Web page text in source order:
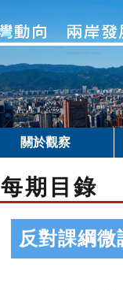
關於觀察
每期目錄
反對課綱